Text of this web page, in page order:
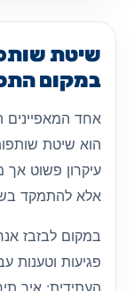
שיטת
במקום
אחד המאפיינים
הוא שיטת
עיקרון פשוט
אלא להתמקד
במקום לבזבז
פגיעות וטענות